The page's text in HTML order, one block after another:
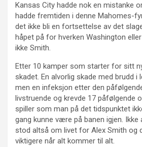
Kansas City hadde nok en mistanke
hadde fremtiden i denne Mahomes-
det ikke bli en fortsettelse av det
håpet på for hverken Washington
ikke Smith.
Etter 10 kamper som starter for sitt
skadet. En alvorlig skade med brudd i
men en infeksjon etter den
livstruende og krevde 17 påfølgende
spiller som man på det tidspunktet
gang kunne være på banen igjen. Ikke
stod altså om livet for Alex Smith og
viktigere når alt kommer til alt.